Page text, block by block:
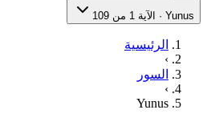
Yunus
· الآية 1 من 109
الرئيسية
›
السور
›
Yunus